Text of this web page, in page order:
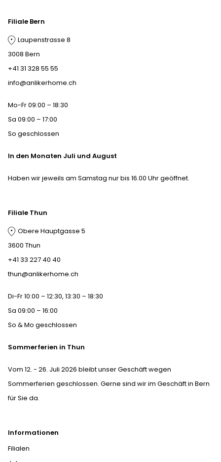
Informationen
Filialen
Filiale Bern
Laupenstrasse 8
3008 Bern
+41 31 328 55 55
info@anlikerhome.ch
Mo-Fr 09:00 – 18:30
Sa 09:00 – 17:00
So geschlossen
In den Monaten Juli und August
Haben wir jeweils am Samstag nur bis 16.00 Uhr geöffnet.
Filiale Thun
Obere Hauptgasse 5
3600 Thun
+41 33 227 40 40
thun@anlikerhome.ch
Di-Fr 10:00 – 12:30, 13:30 – 18:30
Sa 09:00 – 16:00
So & Mo geschlossen
Sommerferien in Thun
Vom 12. - 26. Juli 2026 bleibt unser Geschäft wegen
Sommerferien geschlossen. Gerne sind wir im Geschäft in Bern
für Sie da.